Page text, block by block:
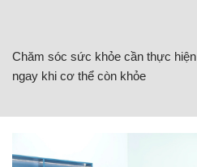
Chăm sóc sức khỏe cần thực hiện
ngay khi cơ thể còn khỏe